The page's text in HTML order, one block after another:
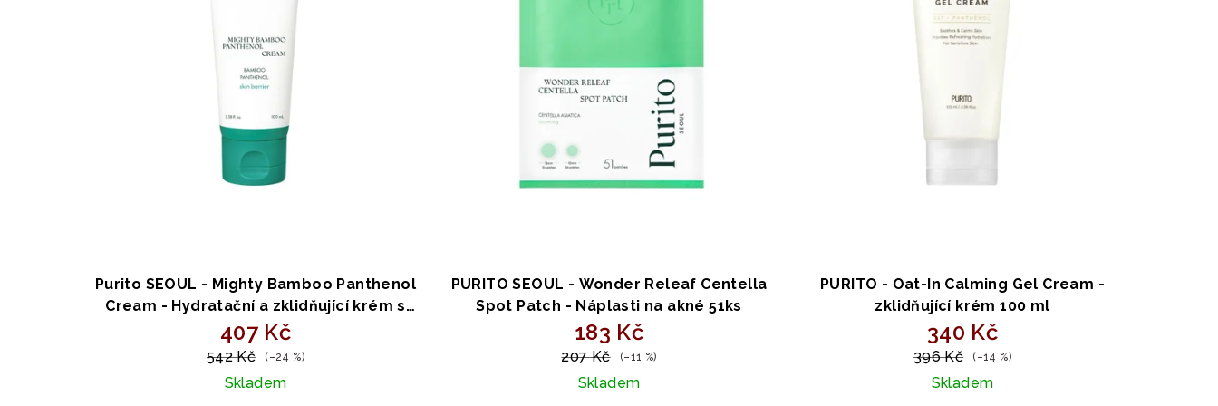
Purito SEOUL - Mighty Bamboo Panthenol
Cream - Hydratační a zklidňující krém s
bambusem a panthenolem 100ml
407 Kč
542 Kč (–24 %)
Skladem
PURITO SEOUL - Wonder Releaf Centella
Spot Patch - Náplasti na akné 51ks
183 Kč
207 Kč (–11 %)
Skladem
PURITO - Oat-In Calming Gel Cream -
zklidňující krém 100 ml
340 Kč
396 Kč (–14 %)
Skladem